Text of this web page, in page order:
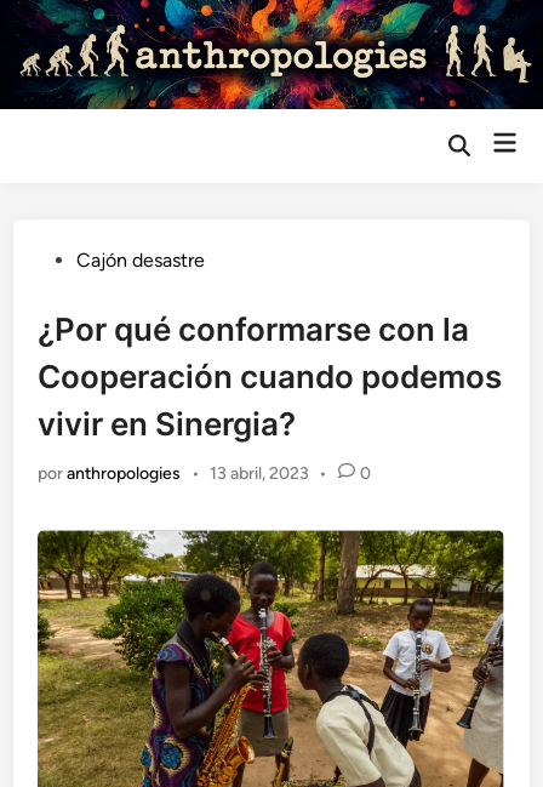
Saltar
contenido
Abrir
Publicado
Cajón desastre
¿Por qué conformarse con la
Cooperación cuando podemos
vivir en Sinergia?
poranthropologies • 13 abril, 2023 • 0